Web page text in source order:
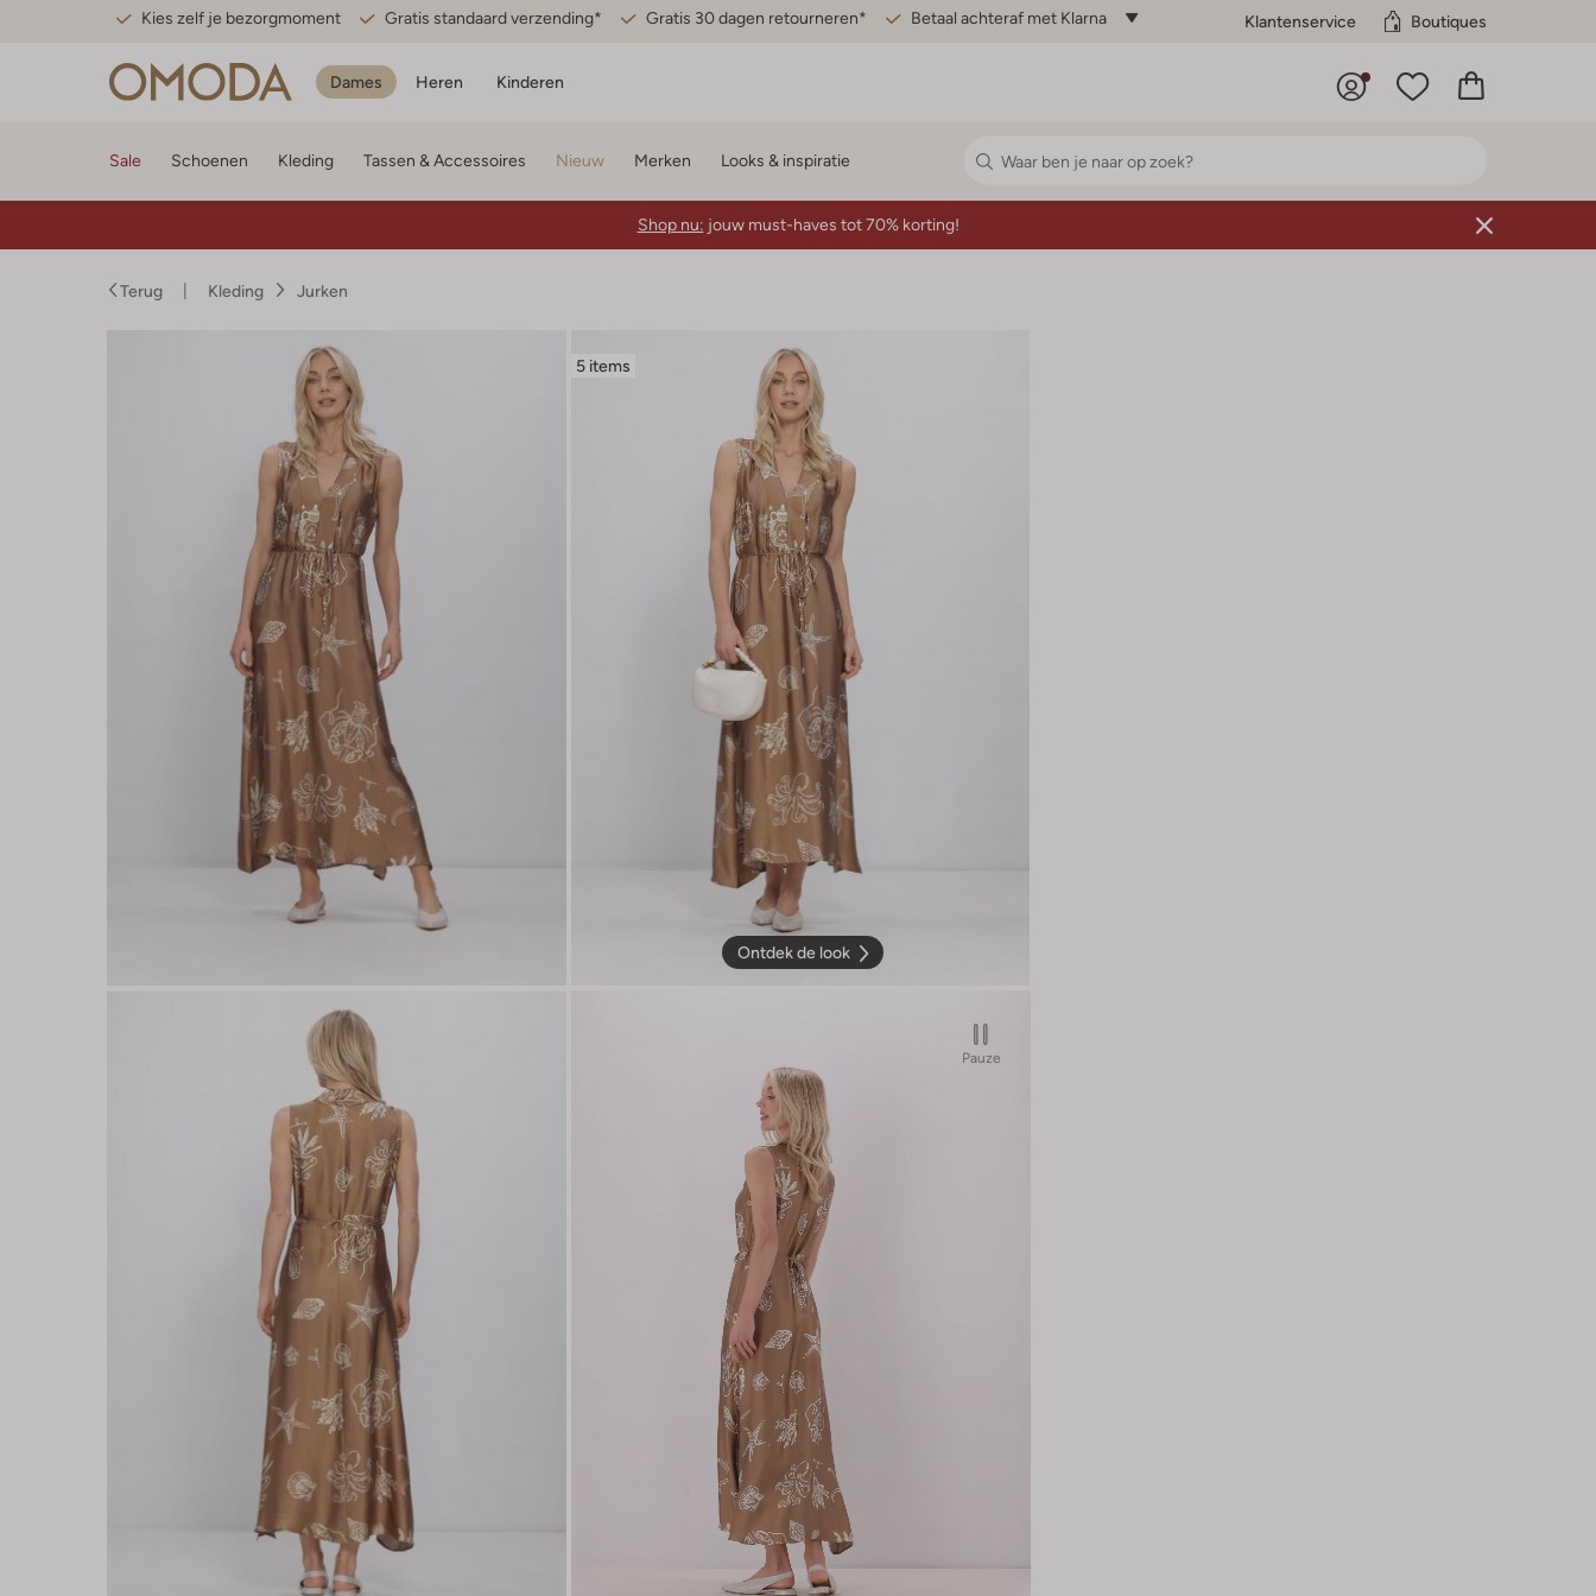
Kies zelf je bezorgmoment Gratis standaard verzending* Gratis 30 dagen retourneren* Betaal achteraf met Klarna Klantenservice Boutiques
Dames Heren Kinderen
Sale Schoenen Kleding Tassen & Accessoires Nieuw Merken Looks & inspiratie
Shop nu: jouw must-haves tot 70% korting!
Terug Kleding Jurken
5 items
Ontdek de look
Pauze